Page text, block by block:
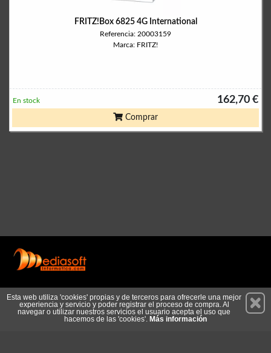
FRITZ!Box 6825 4G International
Referencia: 20003159
Marca: FRITZ!
162,70 €
En stock
Comprar
Suscríbete
Esta web utiliza 'cookies' propias y de terceros para ofrecerle una mejor
experiencia y servicio y poder registrar el proceso de compra. Al
navegar o utilizar nuestros servicios el usuario acepta el uso que
hacemos de las 'cookies'. Más información